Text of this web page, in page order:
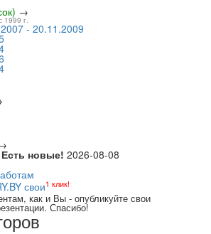
→
1999 г.
- 20.11.2009
Есть новые! 2026-08-08
свои1 клик!
как и Вы - опубликуйте свои
Спасибо!